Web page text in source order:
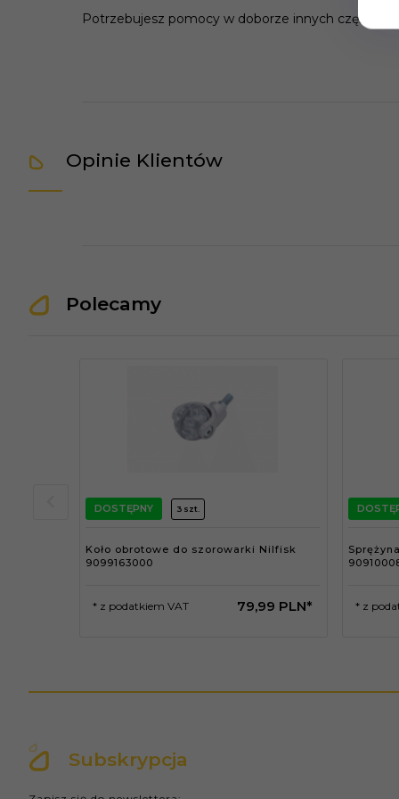
Potrzebujesz pomocy w doborze innych części
Opinie Klientów
Polecamy
DOSTĘPNY 3 szt.
Koło obrotowe do szorowarki Nilfisk
9099163000
79,99 PLN*
* z podatkiem VAT * z
Subskrypcja